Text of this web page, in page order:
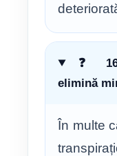
❓
elimină
În multe